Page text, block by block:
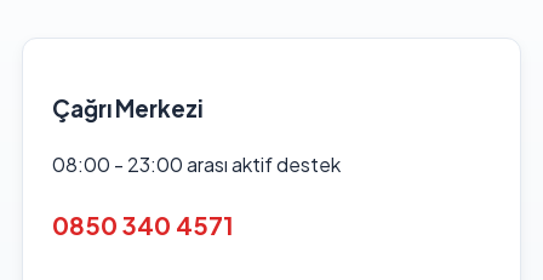
Çağrı Merkezi
08:00 - 23:00 arası aktif destek
0850 340 4571